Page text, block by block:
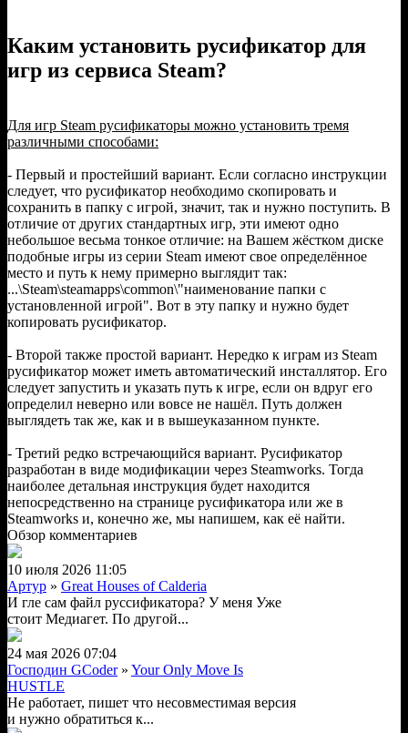
Каким установить русификатор для
игр из сервиса Steam?
Для игр Steam русификаторы можно установить тремя
различными способами:
- Первый и простейший вариант. Если согласно инструкции
следует, что русификатор необходимо скопировать и
сохранить в папку с игрой, значит, так и нужно поступить. В
отличие от других стандартных игр, эти имеют одно
небольшое весьма тонкое отличие: на Вашем жёстком диске
подобные игры из серии Steam имеют свое определённое
место и путь к нему примерно выглядит так:
...\Steam\steamapps\common\"наименование папки с
установленной игрой". Вот в эту папку и нужно будет
копировать русификатор.
- Второй также простой вариант. Нередко к играм из Steam
русификатор может иметь автоматический инсталлятор. Его
следует запустить и указать путь к игре, если он вдруг его
определил неверно или вовсе не нашёл. Путь должен
выглядеть так же, как и в вышеуказанном пункте.
- Третий редко встречающийся вариант. Русификатор
разработан в виде модификации через Steamworks. Тогда
наиболее детальная инструкция будет находится
непосредственно на странице русификатора или же в
Steamworks и, конечно же, мы напишем, как её найти.
Обзор комментариев
10 июля 2026 11:05
Артур » Great Houses of Calderia
И гле сам файл руссификатора? У меня Уже
стоит Медиагет. По другой...
24 мая 2026 07:04
Господин GCoder» Your Only Move Is
HUSTLE
Не работает, пишет что несовместимая версия
и нужно обратиться к...